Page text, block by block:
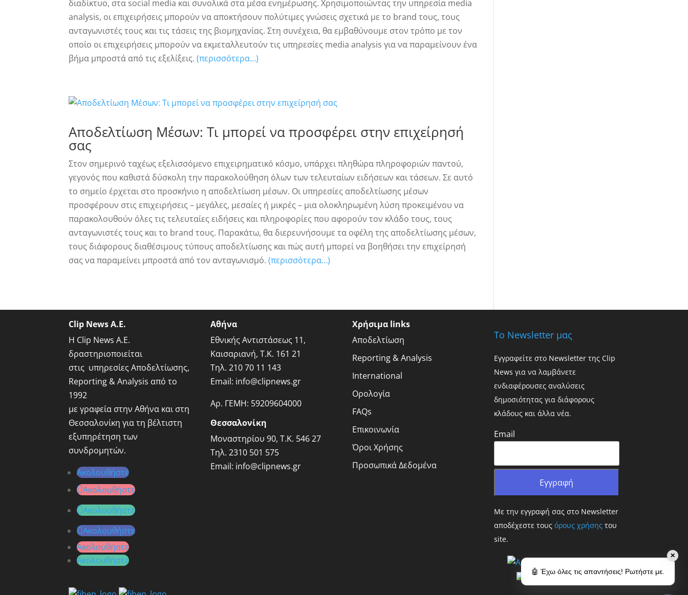
διαδίκτυο, στα social media και συνολικά στα μέσα ενημέρωσης. Χρησιμοποιώντας την υπηρεσία media
analysis, οι επιχειρήσεις μπορούν να αποκτήσουν πολύτιμες γνώσεις σχετικά με το brand τους, τους
ανταγωνιστές τους και τις τάσεις της βιομηχανίας. Στη συνέχεια, θα εμβαθύνουμε στον τρόπο με τον
οποίο οι επιχειρήσεις μπορούν να εκμεταλλευτούν τις υπηρεσίες media analysis για να παραμείνουν ένα
βήμα μπροστά από τις εξελίξεις.(περισσότερα…)
Αποδελτίωση Μέσων: Τι μπορεί να προσφέρει στην επιχείρησή
σας
Στον σημερινό ταχέως εξελισσόμενο επιχειρηματικό κόσμο, υπάρχει πληθώρα πληροφοριών παντού,
γεγονός που καθιστά δύσκολη την παρακολούθηση όλων των τελευταίων ειδήσεων και τάσεων. Σε αυτό
το σημείο έρχεται στο προσκήνιο η αποδελτίωση μέσων. Οι υπηρεσίες αποδελτίωσης μέσων
προσφέρουν στις επιχειρήσεις – μεγάλες, μεσαίες ή μικρές – μια ολοκληρωμένη λύση προκειμένου να
παρακολουθούν όλες τις τελευταίες ειδήσεις και πληροφορίες που αφορούν τον κλάδο τους, τους
ανταγωνιστές τους και το brand τους. Παρακάτω, θα διερευνήσουμε τα οφέλη της αποδελτίωσης μέσων,
τους διάφορους διαθέσιμους τύπους αποδελτίωσης και πώς αυτή μπορεί να βοηθήσει την επιχείρησή
σας να παραμείνει μπροστά από τον ανταγωνισμό.(περισσότερα…)
Clip News A.E.
Η Clip News A.E.
δραστηριοποιείται
στις υπηρεσίες Αποδελτίωσης,
Reporting & Analysis από το
1992
με γραφεία στην Αθήνα και στη
Θεσσαλονίκη για τη βέλτιστη
εξυπηρέτηση των
συνδρομητών.
Ακολουθήστε
Ακολουθήστε
Ακολουθήστε
Ακολουθήστε
Ακολουθήστε
Ακολουθήστε
Αθήνα
Εθνικής Αντιστάσεως 11,
Καισαριανή, Τ.Κ. 161 21
Τηλ.210 70 11 143
Email: info@clipnews.gr
Αρ. ΓΕΜΗ: 59209604000
Θεσσαλονίκη
Μοναστηρίου 90, Τ.Κ. 546 27
Τηλ.2310 501 575
Email: info@clipnews.gr
Χρήσιμα links
Αποδελτίωση
Reporting & Analysis
International
Ορολογία
FAQs
Επικοινωνία
Όροι Χρήσης
Προσωπικά Δεδομένα
Το Newsletter μας
Εγγραφείτε στο Newsletter της Clip
News για να λαμβάνετε
ενδιαφέρουσες αναλύσεις
δημοσιότητας για διάφορους
κλάδους και άλλα νέα.
Email
Με την εγγραφή σας στο Newsletter
αποδέχεστε τους όρους χρήσηςτου
site.
✕
🤖 Έχω όλες τις απαντήσεις! Ρωτήστε με.